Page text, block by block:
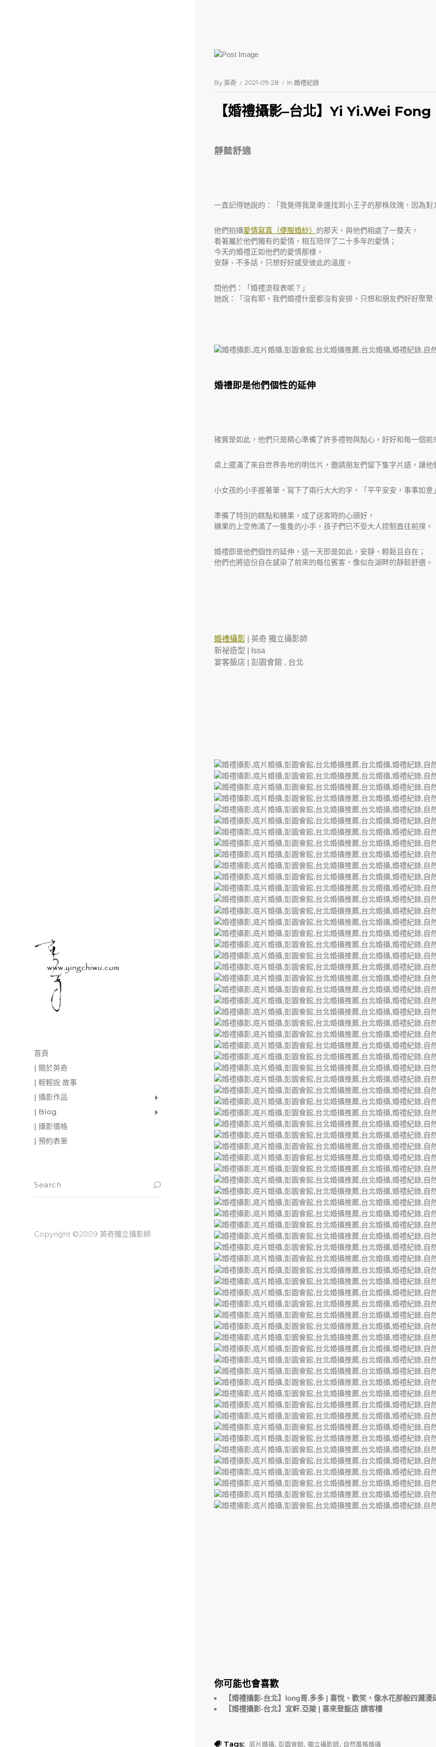
首頁
| 關於英奇
| 輕輕說 故事
| 攝影作品
| Blog
| 攝影價格
| 預約表單
Copyright ©2009 英奇獨立攝影師
By英奇 2021-09-28 In 婚禮紀錄
【婚禮攝影–台北】Yi Yi.Wei Fong
靜懿舒適
一直記得她說的：「我覺得我是幸運找到小王子的那株玫瑰，因為
他們拍攝愛情寫真（便服婚紗） 的那天，與他們相處了一整天，
看著屬於他們獨有的愛情，相互陪伴了二十多年的愛情；
今天的婚禮正如他們的愛情那樣，
安靜、不多話，只想好好感受彼此的溫度。
問他們：「婚禮流程表呢？」
她說：「沒有耶，我們婚禮什麼都沒有安排，只想和朋友們好好聚聚
婚禮即是他們個性的延伸
確實是如此，他們只是精心準備了許多禮物與點心，好好和每一個前
桌上擺滿了來自世界各地的明信片，邀請朋友們留下隻字片語，讓
小女孩的小手握著筆，寫下了兩行大大的字，「平平安安，事事如意
準備了特別的糕點和糖果，成了送客時的心頭好，
糖果的上空佈滿了一隻隻的小手，孩子們已不受大人控制直往前撲。
婚禮即是他們個性的延伸，這一天即是如此，安靜、輕鬆且自在；
他們也將這份自在感染了前來的每位賓客，像似在湖畔的靜懿舒適。
婚禮攝影 | 英奇 獨立攝影師
新祕造型 |
Issa
宴客飯店 | 彭園會館 , 台北
你可能也會喜歡
【婚禮攝影-台北】long哥.多多 | 喜悅、歡笑，像水花那般四濺漫
【婚禮攝影-台北】宜軒.亞陵 | 喜來登飯店 請客樓
Tags: 底片婚攝, 彭園會館, 獨立攝影師, 自然風格婚攝